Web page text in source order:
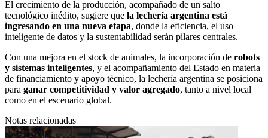
El crecimiento de la producción, acompañado de un salto
tecnológico inédito, sugiere que la lechería argentina está
ingresando en una nueva etapa, donde la eficiencia, el uso
inteligente de datos y la sustentabilidad serán pilares centrales.
Con una mejora en el stock de animales, la incorporación de robots
y sistemas inteligentes, y el acompañamiento del Estado en materia
de financiamiento y apoyo técnico, la lechería argentina se posiciona
para ganar competitividad y valor agregado, tanto a nivel local
como en el escenario global.
Notas relacionadas